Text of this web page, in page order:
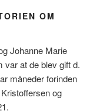
OM
Johanne Marie
var at de blev gift d.
måneder forinden
og